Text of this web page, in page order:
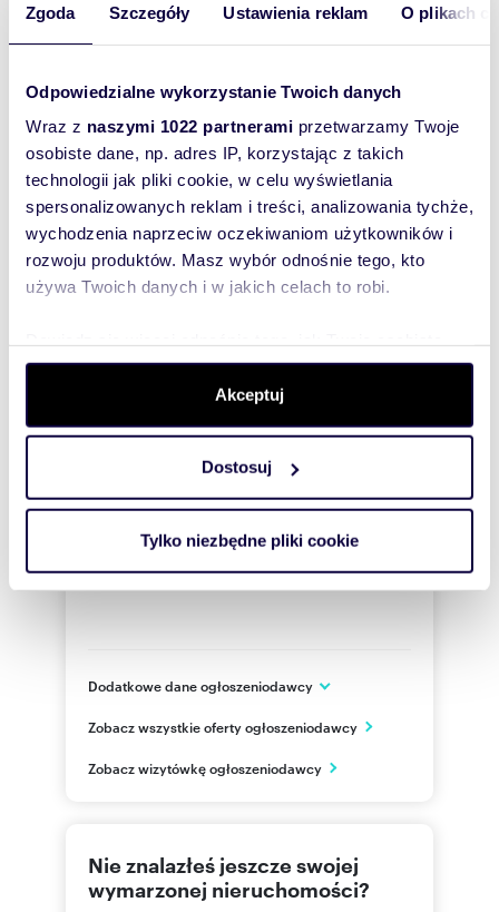
Zgoda Szczegóły Ustawienia reklam O plikach
Odpowiedzialne wykorzystanie Twoich danych
Wraz z naszymi 1022 partnerami przetwarzamy Twoje
osobiste dane, np. adres IP, korzystając z takich
technologii jak pliki cookie, w celu wyświetlania
spersonalizowanych reklam i treści, analizowania tychże,
wychodzenia naprzeciw oczekiwaniom użytkowników i
rozwoju produktów. Masz wybór odnośnie tego, kto
używa Twoich danych i w jakich celach to robi.
dane są przetwarzane oraz ustaw własne preferencje w
. W Deklaracji plików cookie możesz
zmienić lub wycofać swoją zgodę w dowolnej chwili.
Wykorzystujemy pliki cookie do spersonalizowania treści
i reklam, aby oferować funkcje społecznościowe i
korzystasz z naszej witryny, udostępniamy partnerom
Akceptuj
Dostosuj
Tylko niezbędne pliki cookie
Zostaw telefon, oddzwonimy
bezpłatnie
Zatwierdź
Informacje o ogłoszeniodawcy
Metrohome24
Dodatkowe dane ogłoszeniodawcy
Warszawa
PL
222990 Pokaż telefon
Zobacz wszystkie oferty ogłoszeniodawcy
Zobacz wizytówkę ogłoszeniodawcy
Nie znalazłeś jeszcze swojej
wymarzonej nieruchomości?